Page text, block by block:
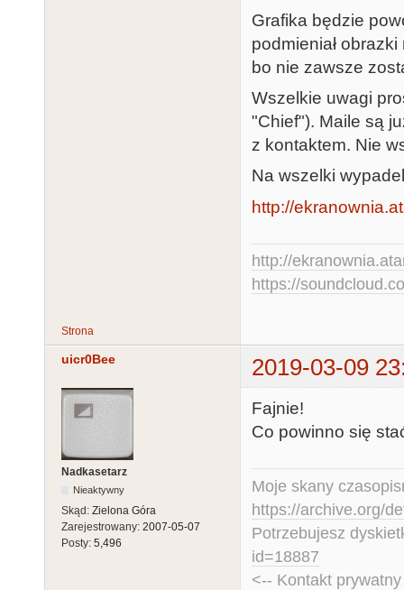
Grafika będzie
podmieniał
bo nie zawsze
Wszelkie uwagi
"Chief"). Maile są
z kontaktem. Nie
Na wszelki
http://
http://
https://
Strona
uicr0Bee 2019-03-09
Nadkasetarz
Nieaktywny
Skąd: Zielona Góra
Zarejestrowany: 2007-05-07
Posty: 5,496
Fajnie!
Co powinno się
Moje skany
https://archive.org/
Potrzebujesz
id=18887
<-- Kontakt